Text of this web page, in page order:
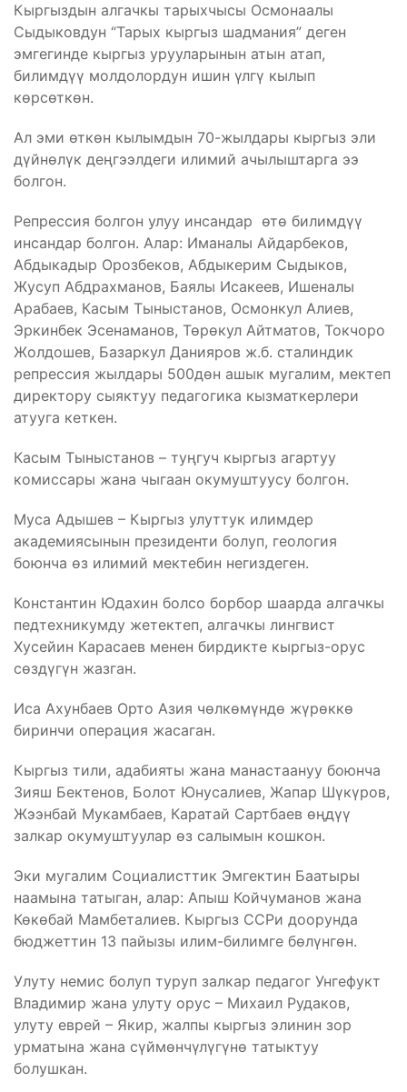
Кыргыздын алгачкы тарыхчысы Осмонаалы
Сыдыковдун “Тарых кыргыз шадмания” деген
эмгегинде кыргыз урууларынын атын атап,
билимдүү молдолордун ишин үлгү кылып
көрсөткөн.
Ал эми өткөн кылымдын 70-жылдары кыргыз эли
дүйнөлүк деңгээлдеги илимий ачылыштарга ээ
болгон.
Репрессия болгон улуу инсандар өтө билимдүү
инсандар болгон. Алар: Иманалы Айдарбеков,
Абдыкадыр Орозбеков, Абдыкерим Сыдыков,
Жусуп Абдрахманов, Баялы Исакеев, Ишеналы
Арабаев, Касым Тыныстанов, Осмонкул Алиев,
Эркинбек Эсенаманов, Төрөкул Айтматов, Токчоро
Жолдошев, Базаркул Данияров ж.б. сталиндик
репрессия жылдары 500дөн ашык мугалим, мектеп
директору сыяктуу педагогика кызматкерлери
атууга кеткен.
Касым Тыныстанов – туңгуч кыргыз агартуу
комиссары жана чыгаан окумуштуусу болгон.
Муса Адышев – Кыргыз улуттук илимдер
академиясынын президенти болуп, геология
боюнча өз илимий мектебин негиздеген.
Константин Юдахин болсо борбор шаарда алгачкы
педтехникумду жетектеп, алгачкы лингвист
Хусейин Карасаев менен бирдикте кыргыз-орус
сөздүгүн жазган.
Иса Ахунбаев Орто Азия чөлкөмүндө жүрөккө
биринчи операция жасаган.
Кыргыз тили, адабияты жана манастаануу боюнча
Зияш Бектенов, Болот Юнусалиев, Жапар Шүкүров,
Жээнбай Мукамбаев, Каратай Сартбаев өңдүү
залкар окумуштуулар өз салымын кошкон.
Эки мугалим Социалисттик Эмгектин Баатыры
наамына татыган, алар: Апыш Койчуманов жана
Көкөбай Мамбеталиев. Кыргыз ССРи доорунда
бюджеттин 13 пайызы илим-билимге бөлүнгөн.
Улуту немис болуп туруп залкар педагог Унгефукт
Владимир жана улуту орус – Михаил Рудаков,
улуту еврей – Якир, жалпы кыргыз элинин зор
урматына жана сүймөнчүлүгүнө татыктуу
болушкан.